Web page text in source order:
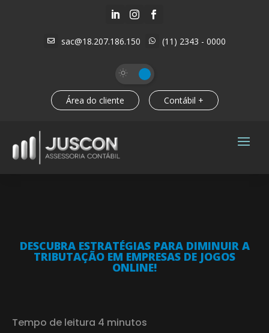
  
 sac@18.207.186.150  (11) 2343 - 0000
Área do cliente Contábil +
DESCUBRA ESTRATÉGIAS PARA DIMINUIR A
TRIBUTAÇÃO EM EMPRESAS DE JOGOS
ONLINE!
Tempo de leitura 4 minutos